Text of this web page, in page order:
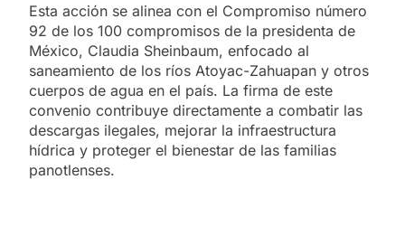
Esta acción se alinea con el Compromiso número
92 de los 100 compromisos de la presidenta de
México, Claudia Sheinbaum, enfocado al
saneamiento de los ríos Atoyac-Zahuapan y otros
cuerpos de agua en el país. La firma de este
convenio contribuye directamente a combatir las
descargas ilegales, mejorar la infraestructura
hídrica y proteger el bienestar de las familias
panotlenses.